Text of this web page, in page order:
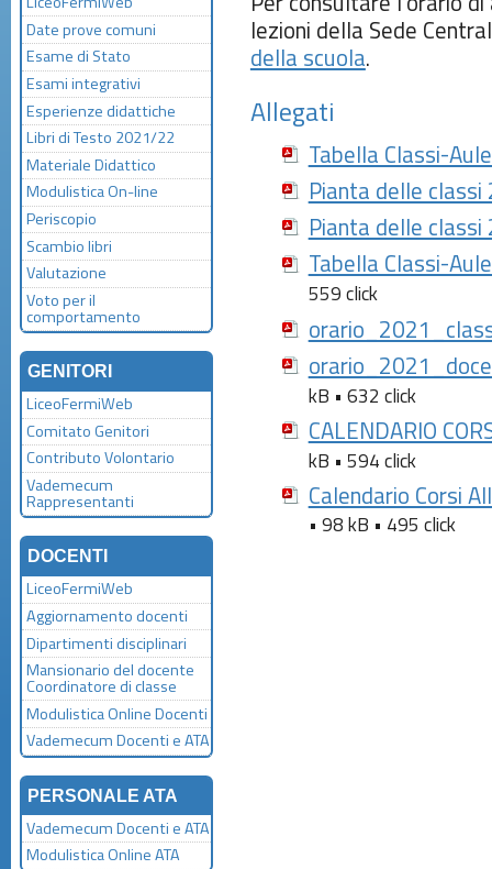
Date prove comuni
Esame di Stato
Esami integrativi
Esperienze didattiche
Libri di Testo 2021/22
Materiale Didattico
Modulistica On-line
Periscopio
Scambio libri
Valutazione
Voto per il
comportamento
GENITORI
LiceoFermiWeb
Comitato Genitori
Contributo Volontario
Vademecum
Rappresentanti
DOCENTI
LiceoFermiWeb
Aggiornamento docenti
Dipartimenti disciplinari
Mansionario del docente
Coordinatore di classe
Modulistica Online Docenti
Vademecum Docenti e ATA
PERSONALE ATA
Vademecum Docenti e ATA
Modulistica Online ATA
lezioni della Sede
della scuola.
Allegati
Tabella Classi-
Pianta delle
Pianta delle
Tabella Classi-
559 click
kB • 632 click
CALENDARIO
kB • 594 click
Calendario Corsi
• 98 kB • 495 click